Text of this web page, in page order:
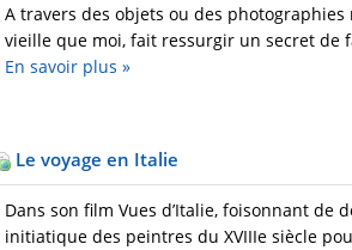
A travers des objets ou des photographies
vieille que moi, fait ressurgir un secret de
En savoir plus »
Le voyage en Italie
Dans son film Vues d’Italie, foisonnant de
initiatique des peintres du XVIIIe siècle